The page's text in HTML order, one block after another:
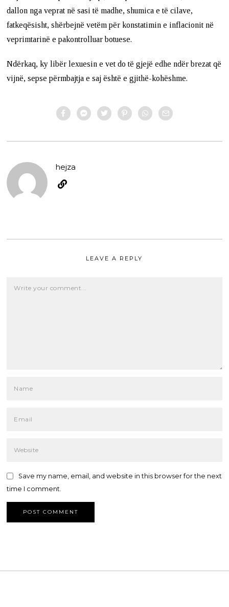
dallon nga veprat në sasi të madhe, shumica e të cilave,
fatkeqësisht, shërbejnë vetëm për konstatimin e inflacionit në
veprimtarinë e pakontrolluar botuese.
Ndërkaq, ky libër lexuesin e vet do të gjejë edhe ndër brezat që
vijnë, sepse përmbajtja e saj është e gjithë-kohëshme.
hejza
LEAVE A REPLY
Save my name, email, and website in this browser for the next
time I comment.